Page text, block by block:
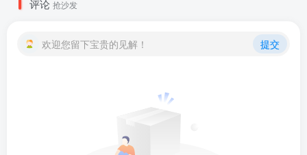
评论 抢沙发
欢迎您留下宝贵的见解！ 提交